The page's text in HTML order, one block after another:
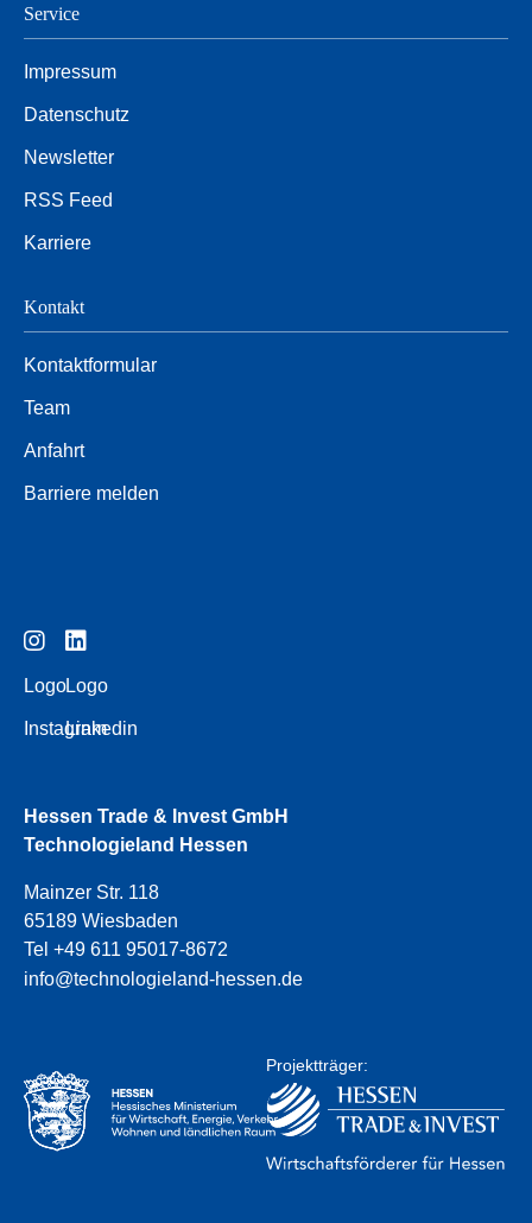
Service
Impressum
Datenschutz
Newsletter
RSS Feed
Karriere
Kontakt
Kontaktformular
Team
Anfahrt
Barriere melden
Logo
Instagram
Logo
Linkedin
Hessen Trade & Invest GmbH
Technologieland Hessen
Mainzer Str. 118
65189 Wiesbaden
Tel +49 611 95017-8672
info@technologieland-hessen.de
Projektträger: